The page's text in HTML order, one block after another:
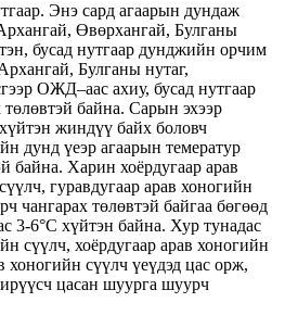
Энэ сард агаарын дундаж
Өвөрхангай, Булганы
бусад нутгаар дунджийн орчим
Булганы нутаг,
ОЖД–аас ахиу, бусад нутгаар
байна. Сарын эхээр
жиндүү байх боловч
дунд үеэр агаарын темератур
байна. Харин хоёрдугаар арав
гуравдугаар арав хоногийн
чангарах төлөвтэй байгаа бөгөөд
3-6°С хүйтэн байна. Хур тунадас
сүүлч, хоёрдугаар арав хоногийн
хоногийн сүүлч үеүдэд цас орж,
цасан шуурга шуурч